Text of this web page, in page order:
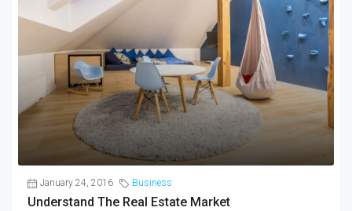
January 24, 2016 Business
Understand The Real Estate Market